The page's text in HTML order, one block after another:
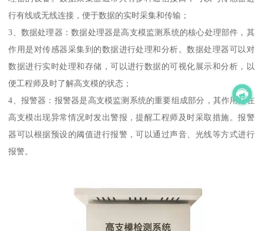
行有线或无线连接，便于数据的实时采集和传输；
3、数据处理器：数据处理器是高支模监测系统的核心处理部件，其
作用是对传感器采集到的数据进行处理和分析。数据处理器可以对
数据进行实时处理和存储，可以进行数据的可视化展示和分析，以
便工程师及时了解高支模的状态；
4、报警器：报警器是高支模监测系统的重要组成部分，其作用是在
高支模出现异常情况时发出警报，提醒工程师及时采取措施。报警
器可以根据预设的阈值进行报警，可以通过声音、光线等方式进行
报警。